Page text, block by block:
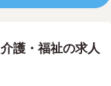
護・福祉の求人